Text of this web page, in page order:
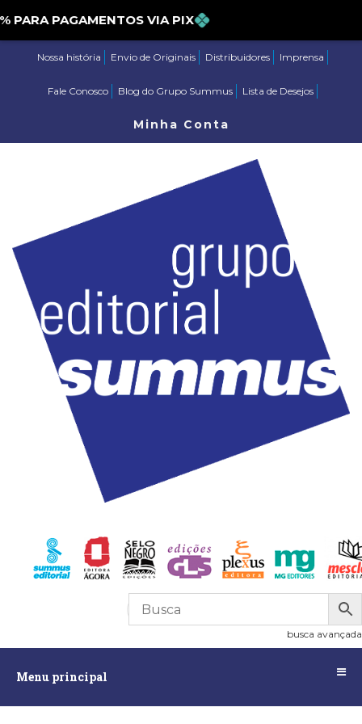
PAGAMENTOS VIA PIX
Nossa história Envio de Originais Distribuidores Imprensa
Fale Conosco Blog do Grupo Summus Lista de Desejos
Minha Conta
R$0,00
busca avançada
Menu principal
principalAssuntos